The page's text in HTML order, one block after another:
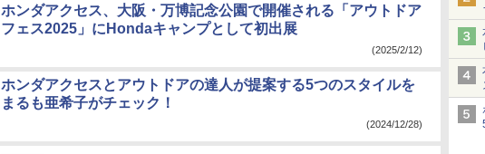
ホンダアクセス、大阪・万博記念公園で開催される「アウトドア
フェス2025」にHondaキャンプとして初出展
(2025/2/12)
ホンダアクセスとアウトドアの達人が提案する5つのスタイルを
まるも亜希子がチェック！
(2024/12/28)